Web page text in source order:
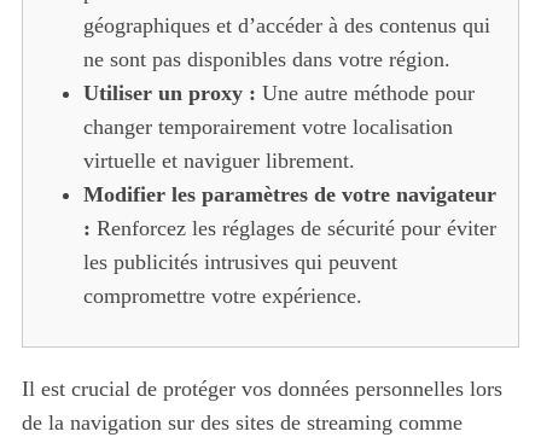
géographiques et d’accéder à des contenus qui
ne sont pas disponibles dans votre région.
Utiliser un proxy : Une autre méthode pour
changer temporairement votre localisation
virtuelle et naviguer librement.
Modifier les paramètres de votre navigateur
: Renforcez les réglages de sécurité pour éviter
les publicités intrusives qui peuvent
compromettre votre expérience.
Il est crucial de protéger vos données personnelles lors
de la navigation sur des sites de streaming comme